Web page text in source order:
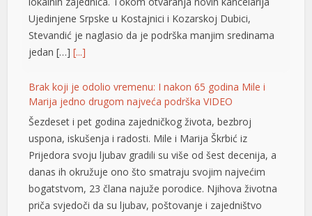
panel
panel
panel
panel
panel
panel
panel
panel
Brak koji je odolio vremenu: I nakon 65 godina Mile i
Marija jedno drugom najveća podrška VIDEO
Šezdeset i pet godina zajedničkog života, bezbroj
uspona, iskušenja i radosti. Mile i Marija Škrbić iz
danas ih okružuje ono što smatraju svojim najvećim
bogatstvom, 23 člana najuže porodice. Njihova životna
priča svjedoči da su ljubav, poštovanje i zajedništvo
vrijednosti koje traju cijeli život. Ovo […][...]
Opet izdvajanja za Ćirilični park: Ni dvije godine nakon
otvaranja 33 hiljade KM za nova ulaganja
Ni dvije godine nakon otvaranja, Ćirilični